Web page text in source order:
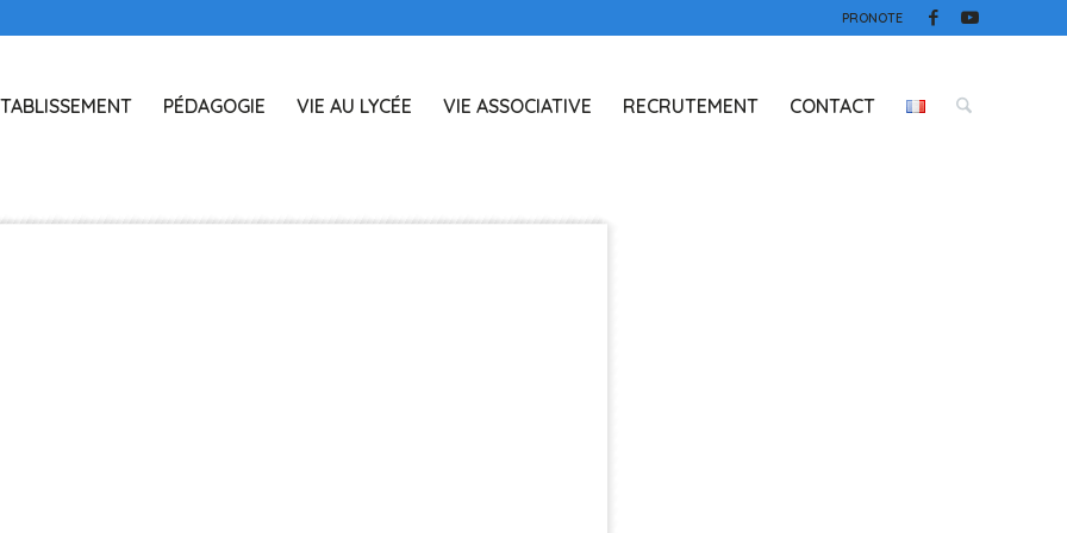
PRONOTE
PÉDAGOGIE VIE AU LYCÉE VIE ASSOCIATIVE RECRUTEMENT CONTACT